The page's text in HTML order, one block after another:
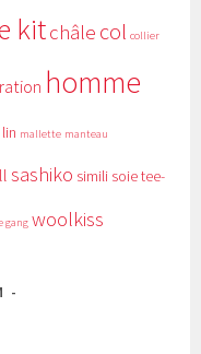
kitchâle col collier
homme
lin mallette manteau
sashiko simili soietee-
gang woolkiss